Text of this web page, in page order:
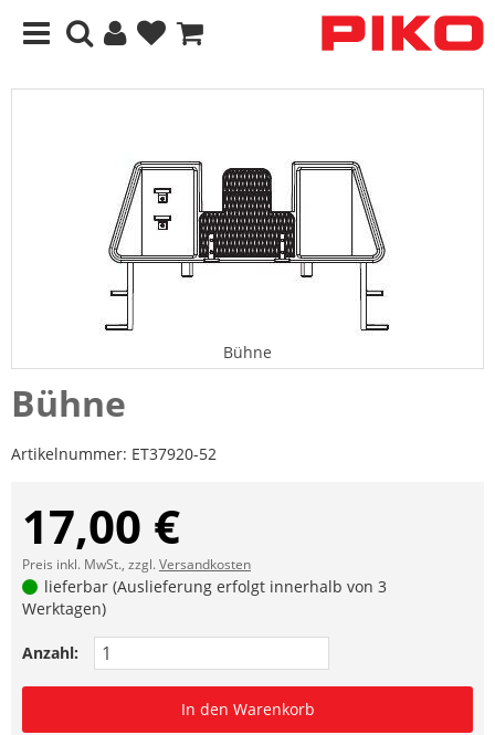
Bühne
Bühne
Artikelnummer: ET37920-52
17,00 €
Preis inkl. MwSt., zzgl.Versandkosten
lieferbar (Auslieferung erfolgt innerhalb von 3
Werktagen)
Anzahl:
In den Warenkorb